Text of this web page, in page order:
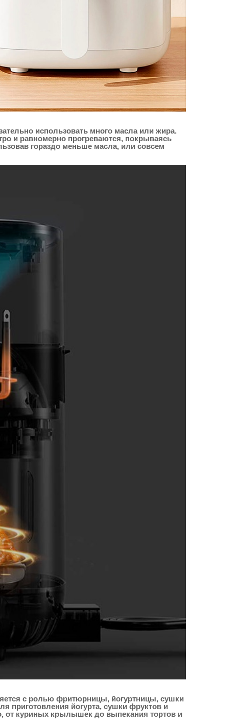
использовать много масла или жира.
и равномерно прогреваются, покрываясь
гораздо меньше масла, или совсем
с ролью фритюрницы, йогуртницы, сушки
приготовления йогурта, сушки фруктов и
от куриных крылышек до выпекания тортов и